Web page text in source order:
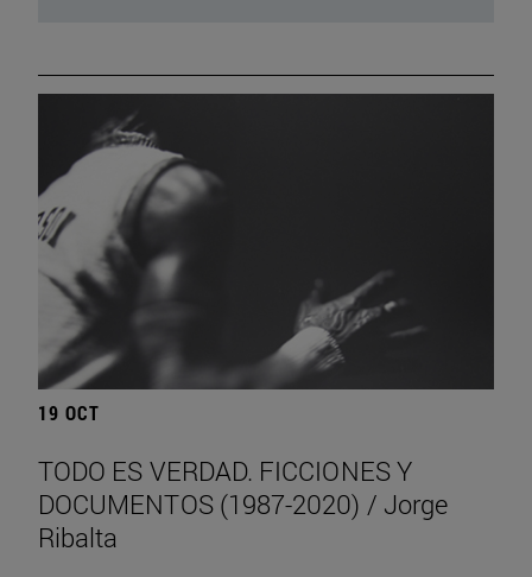
19 OCT
TODO ES VERDAD. FICCIONES Y
DOCUMENTOS (1987-2020) / Jorge
Ribalta